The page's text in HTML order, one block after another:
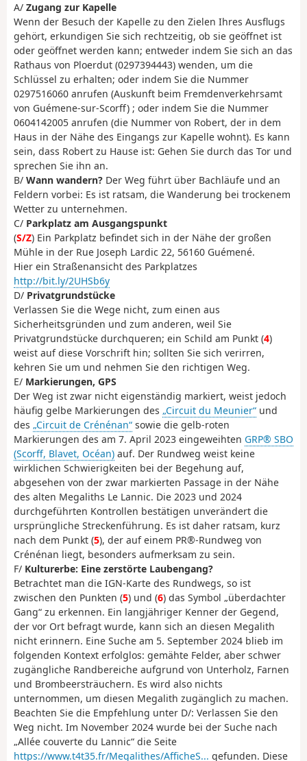
A/ Zugang zur Kapelle
Wenn der Besuch der Kapelle zu den Zielen Ihres Ausflugs
gehört, erkundigen Sie sich rechtzeitig, ob sie geöffnet ist
oder geöffnet werden kann; entweder indem Sie sich an das
Rathaus von Ploerdut (0297394443) wenden, um die
Schlüssel zu erhalten; oder indem Sie die Nummer
0297516060 anrufen (Auskunft beim Fremdenverkehrsamt
von Guémene-sur-Scorff) ; oder indem Sie die Nummer
0604142005 anrufen (die Nummer von Robert, der in dem
Haus in der Nähe des Eingangs zur Kapelle wohnt). Es kann
sein, dass Robert zu Hause ist: Gehen Sie durch das Tor und
sprechen Sie ihn an.
B/ Wann wandern? Der Weg führt über Bachläufe und an
Feldern vorbei: Es ist ratsam, die Wanderung bei trockenem
Wetter zu unternehmen.
C/ Parkplatz am Ausgangspunkt
(S/Z) Ein Parkplatz befindet sich in der Nähe der großen
Mühle in der Rue Joseph Lardic 22, 56160 Guémené.
Hier ein Straßenansicht des Parkplatzes
http://bit.ly/2UHSb6y
D/ Privatgrundstücke
Verlassen Sie die Wege nicht, zum einen aus
Sicherheitsgründen und zum anderen, weil Sie
Privatgrundstücke durchqueren; ein Schild am Punkt (4)
weist auf diese Vorschrift hin; sollten Sie sich verirren,
kehren Sie um und nehmen Sie den richtigen Weg.
E/ Markierungen, GPS
Der Weg ist zwar nicht eigenständig markiert, weist jedoch
häufig gelbe Markierungen des „Circuit du Meunier“ und
des „Circuit de Crénénan“ sowie die gelb-roten
Markierungen des am 7. April 2023 eingeweihten GRP® SBO
(Scorff, Blavet, Océan) auf. Der Rundweg weist keine
wirklichen Schwierigkeiten bei der Begehung auf,
abgesehen von der zwar markierten Passage in der Nähe
des alten Megaliths Le Lannic. Die 2023 und 2024
durchgeführten Kontrollen bestätigen unverändert die
ursprüngliche Streckenführung. Es ist daher ratsam, kurz
nach dem Punkt (5), der auf einem PR®-Rundweg von
Crénénan liegt, besonders aufmerksam zu sein.
F/ Kulturerbe: Eine zerstörte Laubengang?
Betrachtet man die IGN-Karte des Rundwegs, so ist
zwischen den Punkten (5) und (6) das Symbol „überdachter
Gang“ zu erkennen. Ein langjähriger Kenner der Gegend,
der vor Ort befragt wurde, kann sich an diesen Megalith
nicht erinnern. Eine Suche am 5. September 2024 blieb im
folgenden Kontext erfolglos: gemähte Felder, aber schwer
zugängliche Randbereiche aufgrund von Unterholz, Farnen
und Brombeersträuchern. Es wird also nichts
unternommen, um diesen Megalith zugänglich zu machen.
Beachten Sie die Empfehlung unter D/: Verlassen Sie den
Weg nicht. Im November 2024 wurde bei der Suche nach
„Allée couverte du Lannic“ die Seite
https://www.t4t35.fr/Megalithes/AfficheS... gefunden. Diese